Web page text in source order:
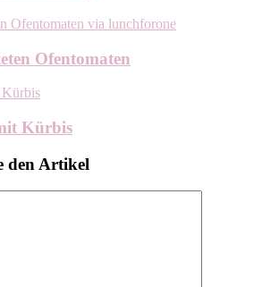
Ofentomaten
Kürbis
den Artikel